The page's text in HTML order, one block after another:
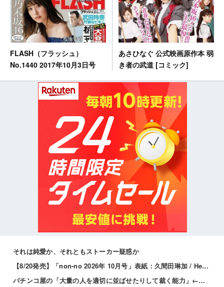
FLASH（フラッシュ）
No.1440 2017年10月3日号
あさひなぐ 公式映画原作本 弱
き者の武道 [コミック]
それは純愛か、それともストーカー疑惑か
【8/20発売】「non-no 2026年 10月号」表紙：久間田琳加 / Hearts2Hearts
パチンコ屋の「大量の人を適切に並ばせたりして裁く能力」←これガチで凄いよなｗｗｗ